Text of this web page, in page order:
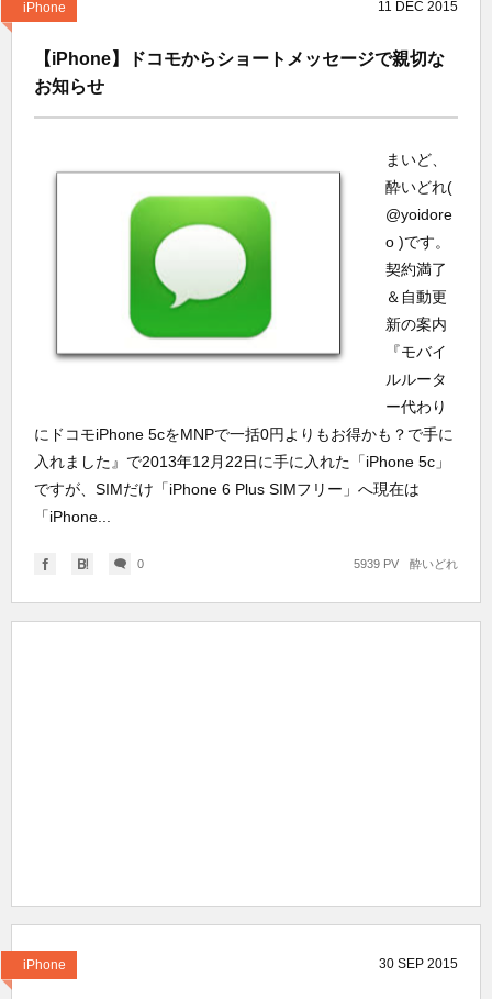
iPhone 11 DEC 2015
【iPhone】ドコモからショートメッセージで親切な
お知らせ
まいど、
酔いどれ(
@yoidore
o )です。
契約満了
＆自動更
新の案内
『モバイ
ルルータ
ー代わり
にドコモiPhone 5cをMNPで一括0円よりもお得かも？で手に
入れました』で2013年12月22日に手に入れた「iPhone 5c」
ですが、SIMだけ「iPhone 6 Plus SIMフリー」へ現在は
「iPhone...
0 酔いどれ
5939 PV
iPhone 30 SEP 2015